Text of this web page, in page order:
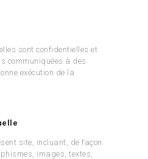
sont confidentielles et
communiquées à des
exécution de la
site, incluant, de façon
images, textes,